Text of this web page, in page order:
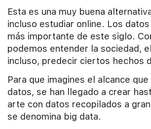
Esta es una muy buena
incluso estudiar online. Los
más importante de este siglo.
podemos entender la sociedad,
incluso, predecir ciertos hechos
Para que imagines el alcance
datos, se han llegado a crear
arte con datos recopilados a
se denomina big data.